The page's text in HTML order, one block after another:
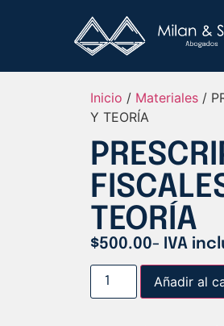
Inicio / Materiales /
Y TEORÍA
TEORÍA
$500.00- IVA
Añadir al